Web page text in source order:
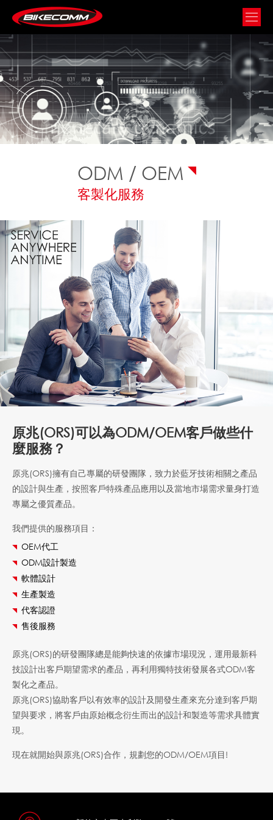
ODM / OEM
客製化服務
原兆(ORS)可以為ODM/OEM客戶做些什
麼服務？
原兆(ORS)擁有自己專屬的研發團隊，致力於藍牙技術相關之產品
的設計與生產，按照客戶特殊產品應用以及當地市場需求量身打造
專屬之優質產品。
我們提供的服務項目：
OEM代工
ODM設計製造
軟體設計
生產製造
代客認證
售後服務
原兆(ORS)的研發團隊總是能夠快速的依據市場現況，運用最新科
技設計出客戶期望需求的產品，再利用獨特技術發展各式ODM客
製化之產品。
原兆(ORS)協助客戶以有效率的設計及開發生產來充分達到客戶期
望與要求，將客戶由原始概念衍生而出的設計和製造等需求具體實
現。
現在就開始與原兆(ORS)合作，規劃您的ODM/OEM項目!